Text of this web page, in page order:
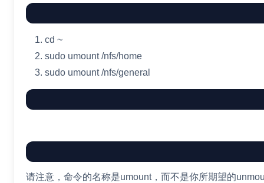
cd ~
sudo umount/nfs/home
sudo umount/nfs/general
请注意，命令的名称是umount，而不是你所期望的